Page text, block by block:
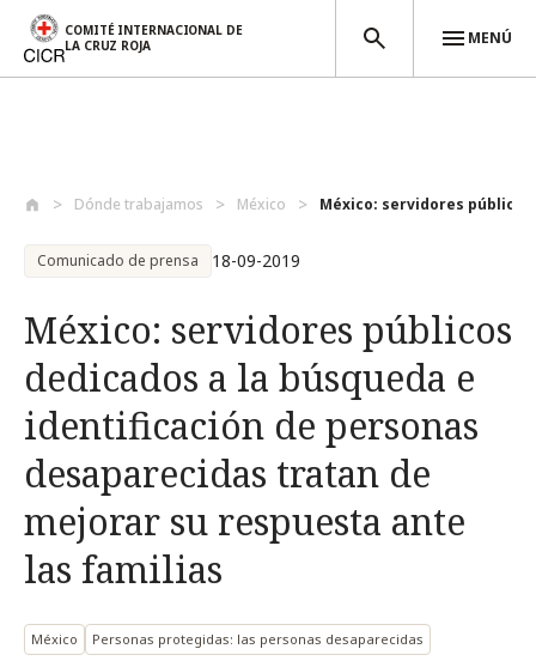
COMITÉ INTERNACIONAL DE
LA CRUZ ROJA
MENÚ
Dónde trabajamos México México: servidores
Comunicado de prensa 18-09-2019
México: servidores públicos
dedicados a la búsqueda e
identificación de personas
desaparecidas tratan de
mejorar su respuesta ante
las familias
México Personas protegidas: las personas desaparecidas